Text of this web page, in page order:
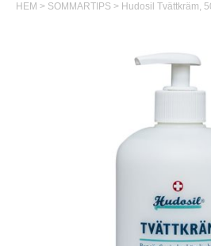
HEM > SOMMARTIPS > Hudosil Tvättkräm,